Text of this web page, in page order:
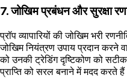
7. जोखिम प्रबंधन और सुरक्षा
प्रॉप व्यापारियों की जोखिम भरी
जोखिम नियंत्रण उपाय प्रदान करने
को उनकी ट्रेडिंग दृष्टिकोण को
प्राप्ति को सरल बनाने में मदद करते